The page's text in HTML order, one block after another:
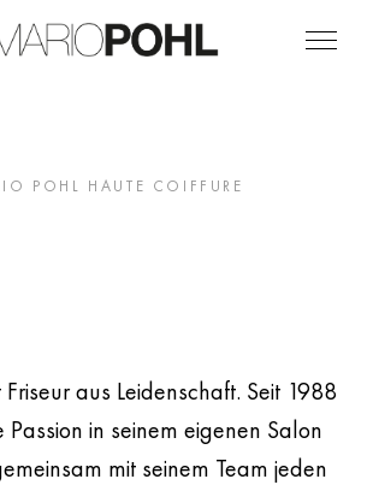
POHL HAUTE COIFFURE
aus Leidenschaft. Seit 1988
Passion in seinem eigenen Salon
mit seinem Team jeden